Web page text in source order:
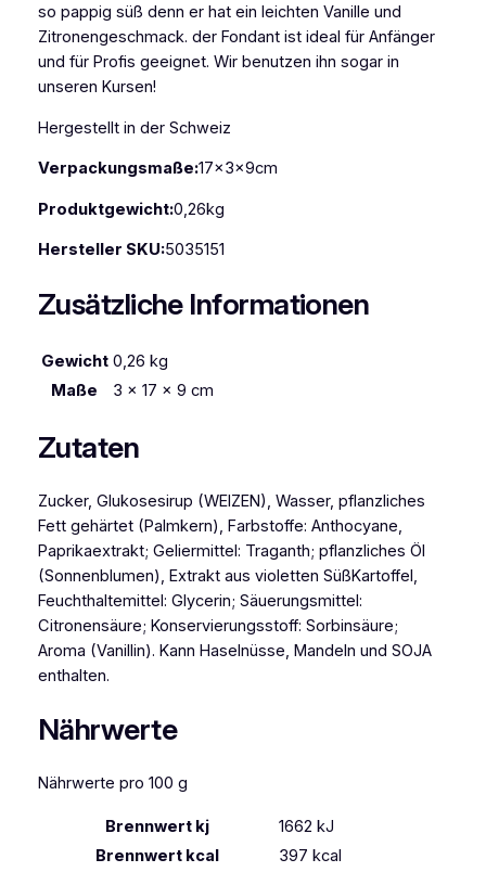
t
2
5
0
M
e
g
e
so pappig süß denn er hat ein leichten Vanille und
Zitronengeschmack. der Fondant ist ideal für Anfänger
und für Profis geeignet. Wir benutzen ihn sogar in
unseren Kursen!
Hergestellt in der Schweiz
Verpackungsmaße:17x3x9cm
Produktgewicht:0,26kg
Hersteller SKU:5035151
Zusätzliche Informationen
Gewicht 0,26 kg
Maße
3 × 17 × 9 cm
Zutaten
Zucker, Glukosesirup (WEIZEN), Wasser, pflanzliches
Fett gehärtet (Palmkern), Farbstoffe: Anthocyane,
Paprikaextrakt; Geliermittel: Traganth; pflanzliches Öl
(Sonnenblumen), Extrakt aus violetten SüßKartoffel,
Feuchthaltemittel: Glycerin; Säuerungsmittel:
Citronensäure; Konservierungsstoff: Sorbinsäure;
Aroma (Vanillin). Kann Haselnüsse, Mandeln und SOJA
enthalten.
Nährwerte
Nährwerte pro 100 g
Brennwert kj 1662 kJ
Brennwert kcal
397 kcal